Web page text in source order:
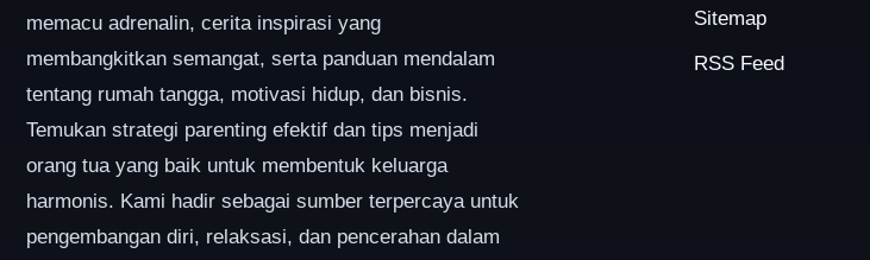
memacu adrenalin, cerita inspirasi yang
membangkitkan semangat, serta panduan mendalam
tentang rumah tangga, motivasi hidup, dan bisnis.
Temukan strategi parenting efektif dan tips menjadi
orang tua yang baik untuk membentuk keluarga
harmonis. Kami hadir sebagai sumber terpercaya untuk
pengembangan diri, relaksasi, dan pencerahan dalam
Sitemap
RSS Feed